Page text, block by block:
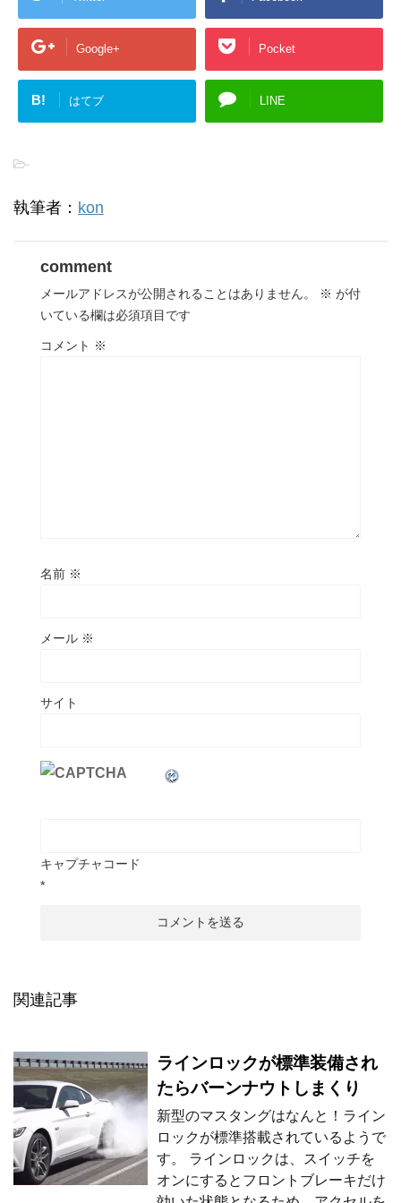
Google+ Pocket
B! はてブ LINE
-
執筆者： kon
comment
メールアドレスが公開されることはありません。 ※ が付
いている欄は必須項目です
コメント ※
名前 ※
メール ※
サイト
キャプチャコード
*
関連記事
ラインロックが標準装備され
たらバーンナウトしまくり
新型のマスタングはなんと！ライン
ロックが標準搭載されているようで
す。 ラインロックは、スイッチを
オンにするとフロントブレーキだけ